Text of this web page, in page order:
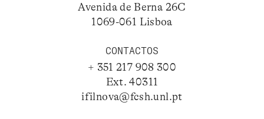
Avenida de Berna 26C
1069-061 Lisboa
CONTACTOS
+ 351 217 908 300
Ext. 40311
ifilnova@fcsh.unl.pt